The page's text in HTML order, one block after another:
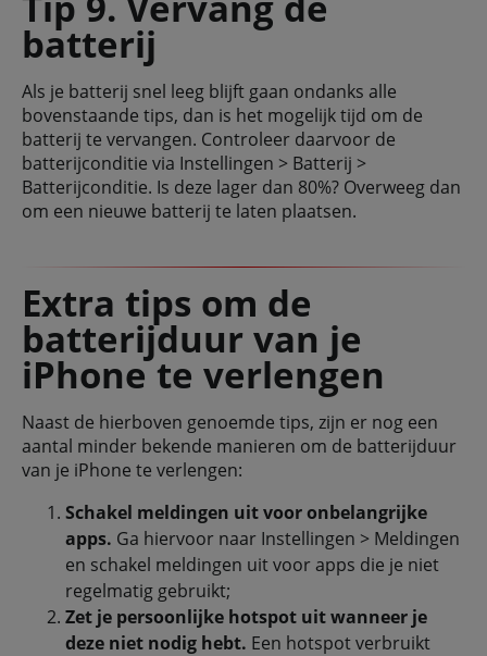
batterij
Als je batterij snel leeg blijft gaan ondanks alle
bovenstaande tips, dan is het mogelijk tijd om de
batterij te vervangen. Controleer daarvoor de
batterijconditie via Instellingen > Batterij >
Batterijconditie. Is deze lager dan 80%? Overweeg dan
om een nieuwe batterij te laten plaatsen.
Extra tips om de
batterijduur van je
iPhone te verlengen
Naast de hierboven genoemde tips, zijn er nog een
aantal minder bekende manieren om de batterijduur
van je iPhone te verlengen:
Schakel meldingen uit voor onbelangrijke
apps. Ga hiervoor naar Instellingen > Meldingen
en schakel meldingen uit voor apps die je niet
regelmatig gebruikt;
Zet je persoonlijke hotspot uit wanneer je
deze niet nodig hebt. Een hotspot verbruikt